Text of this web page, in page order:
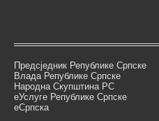
Предсједник Републике Српске
Влада Републике Српске
Народна Скупштина РС
еУслуге Републике Српске
еСрпска